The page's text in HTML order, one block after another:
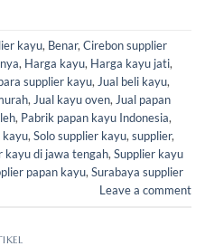
kayu, Benar, Cirebon supplier
, Harga kayu, Harga kayu jati,
supplier kayu, Jual beli kayu,
, Jual kayu oven, Jual papan
, Pabrik papan kayu Indonesia,
kayu, Solo supplier kayu, supplier,
kayu di jawa tengah, Supplier kayu
papan kayu, Surabaya supplier
Leave a comment